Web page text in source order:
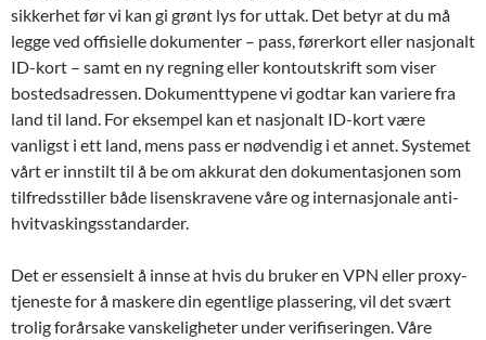
sikkerhet før vi kan gi grønt lys for uttak. Det betyr at du må
legge ved offisielle dokumenter – pass, førerkort eller nasjonalt
ID-kort – samt en ny regning eller kontoutskrift som viser
bostedsadressen. Dokumenttypene vi godtar kan variere fra
land til land. For eksempel kan et nasjonalt ID-kort være
vanligst i ett land, mens pass er nødvendig i et annet. Systemet
vårt er innstilt til å be om akkurat den dokumentasjonen som
tilfredsstiller både lisenskravene våre og internasjonale anti-
hvitvaskingsstandarder.
Det er essensielt å innse at hvis du bruker en VPN eller proxy-
tjeneste for å maskere din egentlige plassering, vil det svært
trolig forårsake vanskeligheter under verifiseringen. Våre